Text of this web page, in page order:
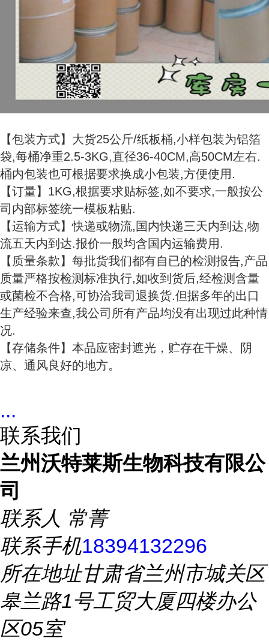
【包装方式】大货25公斤/纸板桶,小样包装为铝箔
袋,每桶净重2.5-3KG,直径36-40CM,高50CM左右.
桶内包装也可根据要求换成小包装,方便使用.
【订量】1KG,根据要求贴标签,如不要求,一般按公
司内部标签统一模板粘贴.
【运输方式】快递或物流,国内快递三天内到达,物
流五天内到达.报价一般均含国内运输费用.
【质量条款】每批货我们都有自已的检测报告,产品
质量严格按检测标准执行,如收到货后,经检测含量
或菌检不合格,可协洽我司退换货.但据多年的出口
生产经验来查,我公司所有产品均没有出现过此种情
况.
【存储条件】本品应密封遮光，贮存在干燥、阴
凉、通风良好的地方。
...
联系我们
兰州沃特莱斯生物科技有限公
司
联系人 常菁
联系手机18394132296
所在地址甘肃省兰州市城关区
皋兰路1号工贸大厦四楼办公
区05室